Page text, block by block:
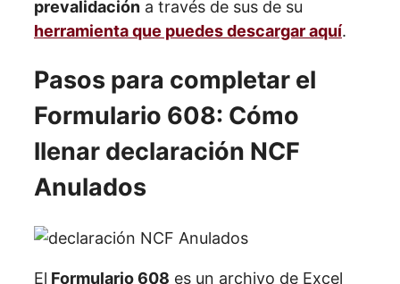
prevalidación a través de sus de su
herramienta que puedes descargar aquí.
Pasos para completar el
Formulario 608: Cómo
llenar declaración NCF
Anulados
El Formulario 608 es un archivo de Excel